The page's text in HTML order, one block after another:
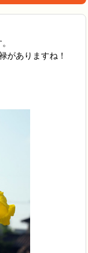
がありますね！